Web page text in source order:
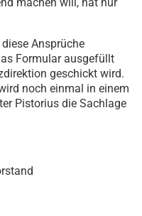
Ansprüche
Formular ausgefüllt
geschickt wird.
noch einmal in einem
Pistorius die Sachlage